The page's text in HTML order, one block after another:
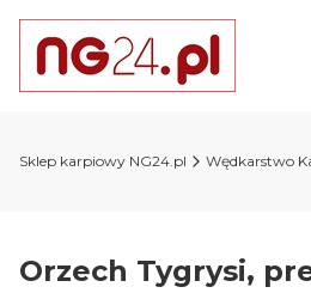
Sklep karpiowy NG24.pl Wędkarstwo
Orzech Tygrysi,